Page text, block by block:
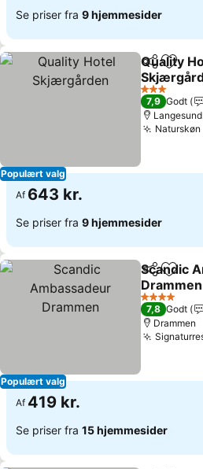
Se priser fra 9 hjemmesider
Populært valg
Del Føj til
Quality
3 Stjerner
7,9 Godt
Langesund
Af 643 kr.
Se priser fra 9 hjemmesider
Populært valg
Del Føj
Scandic
Drammen
4 Stjerner
7,8 Godt
Drammen
Af 419 kr.
Se priser fra 15 hjemmesider